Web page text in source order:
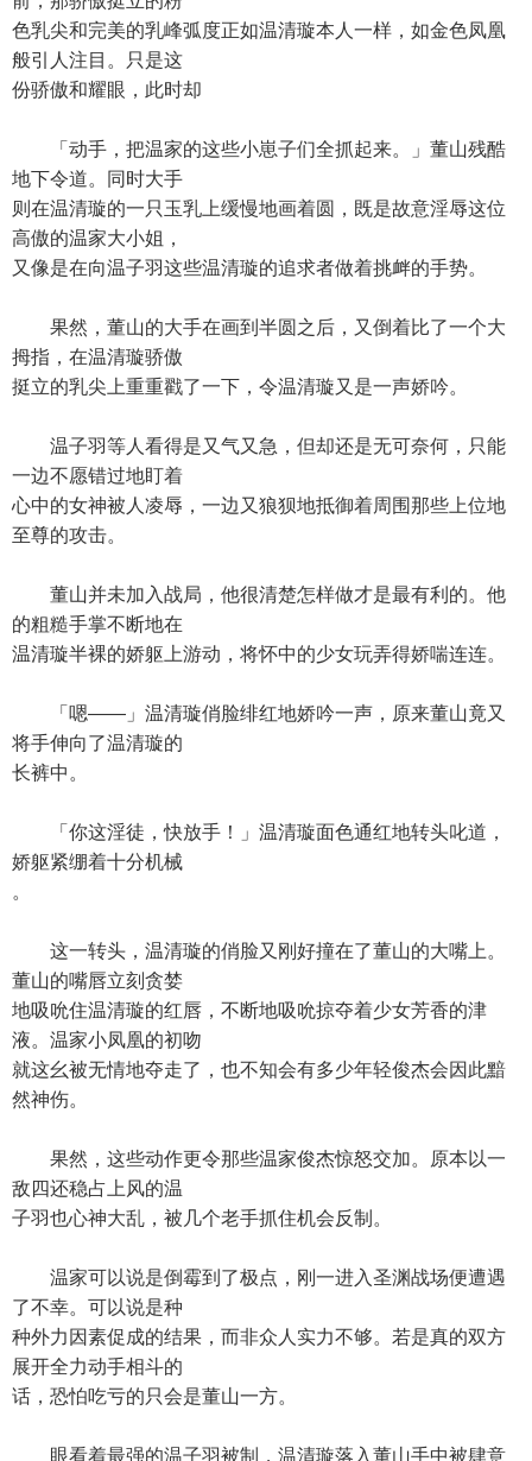
色乳尖和完美的乳峰弧度正如温清璇本人一样，如金色凤凰
般引人注目。只是这
份骄傲和耀眼，此时却
「动手，把温家的这些小崽子们全抓起来。」董山残酷
地下令道。同时大手
则在温清璇的一只玉乳上缓慢地画着圆，既是故意淫辱这位
高傲的温家大小姐，
又像是在向温子羽这些温清璇的追求者做着挑衅的手势。
果然，董山的大手在画到半圆之后，又倒着比了一个大
拇指，在温清璇骄傲
挺立的乳尖上重重戳了一下，令温清璇又是一声娇吟。
温子羽等人看得是又气又急，但却还是无可奈何，只能
一边不愿错过地盯着
心中的女神被人凌辱，一边又狼狈地抵御着周围那些上位地
至尊的攻击。
董山并未加入战局，他很清楚怎样做才是最有利的。他
的粗糙手掌不断地在
温清璇半裸的娇躯上游动，将怀中的少女玩弄得娇喘连连。
「嗯——」温清璇俏脸绯红地娇吟一声，原来董山竟又
将手伸向了温清璇的
长裤中。
「你这淫徒，快放手！」温清璇面色通红地转头叱道，
娇躯紧绷着十分机械
。
这一转头，温清璇的俏脸又刚好撞在了董山的大嘴上。
董山的嘴唇立刻贪婪
地吸吮住温清璇的红唇，不断地吸吮掠夺着少女芳香的津
液。温家小凤凰的初吻
就这幺被无情地夺走了，也不知会有多少年轻俊杰会因此黯
然神伤。
果然，这些动作更令那些温家俊杰惊怒交加。原本以一
敌四还稳占上风的温
子羽也心神大乱，被几个老手抓住机会反制。
温家可以说是倒霉到了极点，刚一进入圣渊战场便遭遇
了不幸。可以说是种
种外力因素促成的结果，而非众人实力不够。若是真的双方
展开全力动手相斗的
话，恐怕吃亏的只会是董山一方。
眼看着最强的温子羽被制，温清璇落入董山手中被肆意